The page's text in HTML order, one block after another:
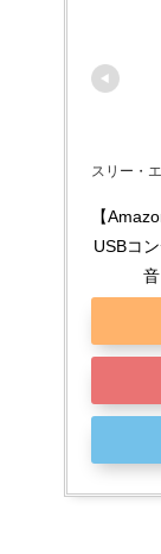
スリー・
【
USBコ